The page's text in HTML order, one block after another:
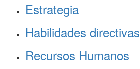
Estrategia
Habilidades directivas
Recursos Humanos